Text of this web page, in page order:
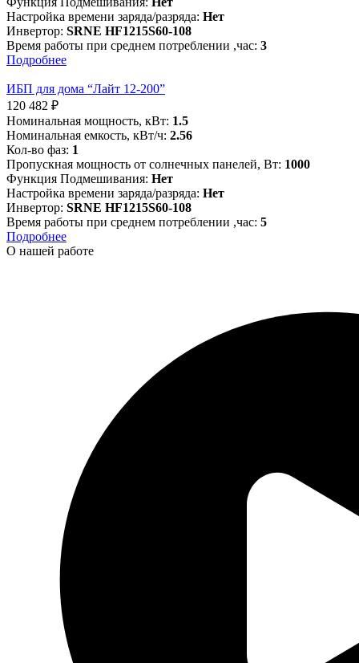
Настройка времени заряда/разряда: Нет
Инвертор: SRNE HF1215S60-108
Время работы при среднем потреблении ,час: 3
Подробнее
ИБП для дома “Лайт 12-200”
120 482 ₽
Номинальная мощность, кВт: 1.5
Номинальная емкость, кВт/ч: 2.56
Кол-во фаз: 1
Пропускная мощность от солнечных панелей, Вт: 1000
Функция Подмешивания: Нет
Настройка времени заряда/разряда: Нет
Инвертор: SRNE HF1215S60-108
Время работы при среднем потреблении ,час: 5
Подробнее
О нашей работе